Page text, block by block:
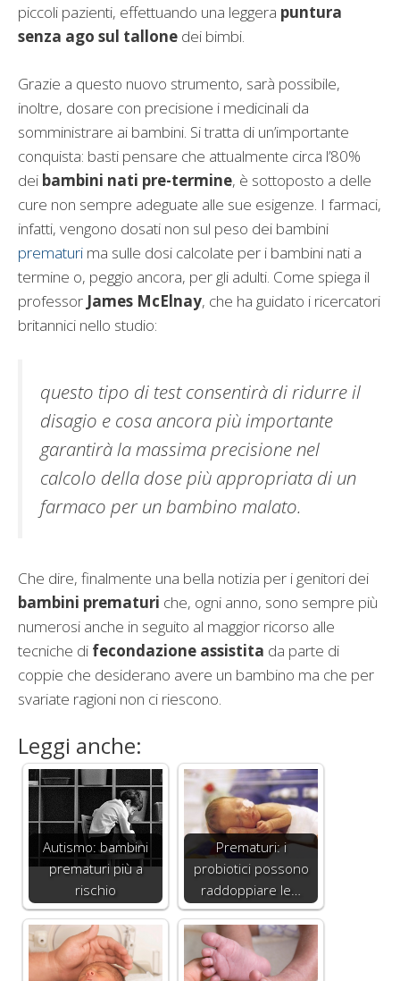
piccoli pazienti, effettuando una leggera puntura
senza ago sul tallone dei bimbi.
Grazie a questo nuovo strumento, sarà possibile,
inoltre, dosare con precisione i medicinali da
somministrare ai bambini. Si tratta di un’importante
conquista: basti pensare che attualmente circa l’80%
dei bambini nati pre-termine, è sottoposto a delle
cure non sempre adeguate alle sue esigenze. I farmaci,
infatti, vengono dosati non sul peso dei bambini
prematuri ma sulle dosi calcolate per i bambini nati a
termine o, peggio ancora, per gli adulti. Come spiega il
professor James McElnay, che ha guidato i ricercatori
britannici nello studio:
questo tipo di test consentirà di ridurre il
disagio e cosa ancora più importante
garantirà la massima precisione nel
calcolo della dose più appropriata di un
farmaco per un bambino malato.
Che dire, finalmente una bella notizia per i genitori dei
bambini prematuri che, ogni anno, sono sempre più
numerosi anche in seguito al maggior ricorso alle
tecniche di fecondazione assistita da parte di
coppie che desiderano avere un bambino ma che per
svariate ragioni non ci riescono.
Leggi anche:
Autismo: bambini
prematuri più a
rischio
Prematuri: i
probiotici possono
raddoppiare le…